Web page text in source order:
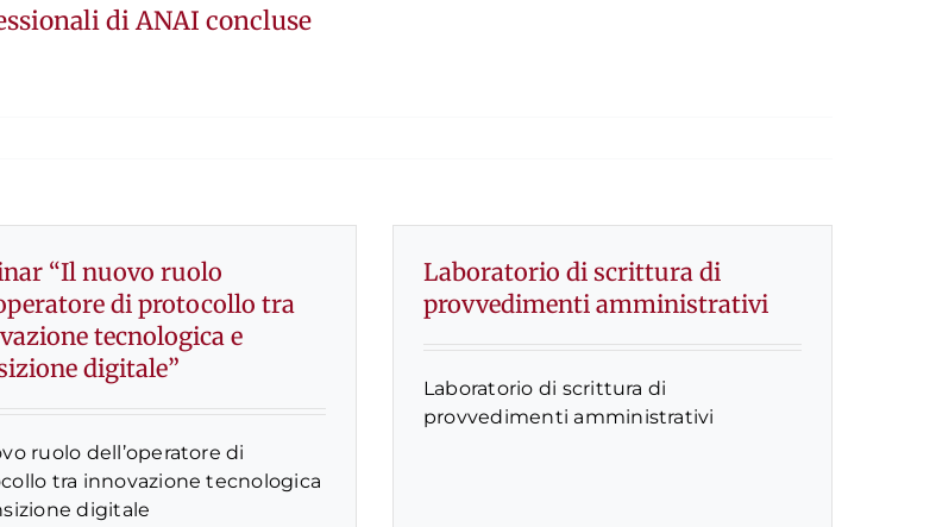
di ANAI concluse
“Il nuovo ruolo
di protocollo tra
tecnologica e
digitale”
ruolo dell’operatore di
tra innovazione tecnologica
digitale
Laboratorio di scrittura di
provvedimenti amministrativi
Laboratorio di scrittura di
provvedimenti amministrativi